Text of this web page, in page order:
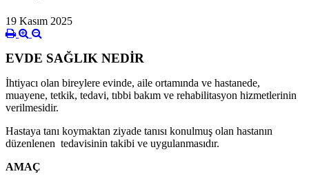
19 Kasım 2025
EVDE SAĞLIK NEDİR
İhtiyacı olan bireylere evinde, aile ortamında ve hastanede,
muayene, tetkik, tedavi, tıbbi bakım ve rehabilitasyon hizmetlerinin
verilmesidir.
Hastaya tanı koymaktan ziyade tanısı konulmuş olan hastanın
düzenlenen tedavisinin takibi ve uygulanmasıdır.
AMAÇ